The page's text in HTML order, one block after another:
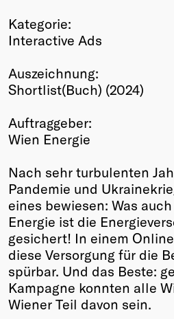
Young Creatives
Friends of Creativity
Winners
2026
Annual
Kategorie:
Interactive Ads
Auszeichnung:
Shortlist(Buch) (2024)
Auftraggeber:
Wien Energie
Nach sehr turbulenten
Pandemie und
eines bewiesen: Was
Energie ist die
gesichert! In einem
diese Versorgung für die
spürbar. Und das Beste:
Kampagne konnten alle
Wiener Teil davon sein.